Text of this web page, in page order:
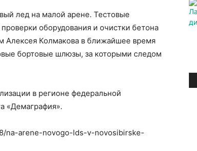
лед на малой арене. Тестовые
оборудования и очистки бетона
Алексея Колмакова в ближайшее время
бортовые шлюзы, за которыми следом
в регионе федеральной
«Демаграфия».
na-arene-novogo-lds-v-novosibirske-